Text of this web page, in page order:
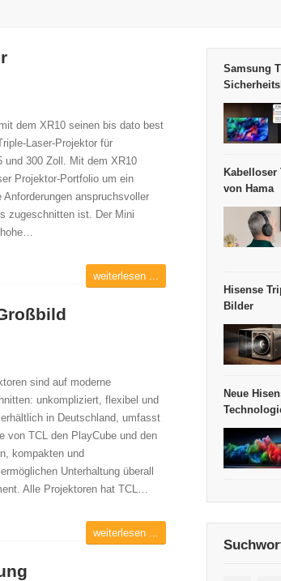
dem XR10 seinen bis dato best
Laser-Projektor für
und 300 Zoll. Mit dem XR10
Projektor-Portfolio um ein
anspruchsvoller
zugeschnitten ist. Der Mini
hohe…
weiterlesen ...
sind auf moderne
unkompliziert, flexibel und
in Deutschland, umfasst
von TCL den PlayCube und den
kompakten und
Unterhaltung überall
Alle Projektoren hat TCL…
weiterlesen ...
Samsung
Kabelloser
von Hama
Hisense
Bilder
Neue